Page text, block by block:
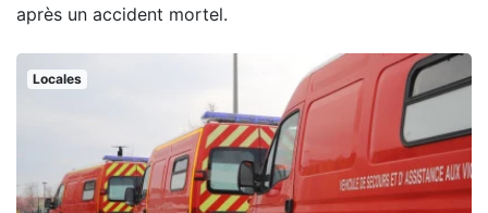
après un accident mortel.
Locales